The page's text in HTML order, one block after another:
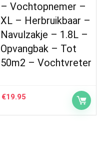
– Vochtopnemer –
XL – Herbruikbaar –
Navulzakje – 1.8L –
Opvangbak – Tot
50m2 – Vochtvreter
€19.95